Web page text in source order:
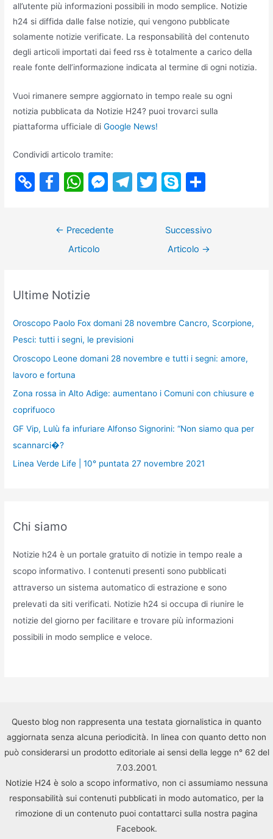
all’utente più informazioni possibili in modo semplice. Notizie
h24 si diffida dalle false notizie, qui vengono pubblicate
solamente notizie verificate. La responsabilità del contenuto
degli articoli importati dai feed rss è totalmente a carico della
reale fonte dell’informazione indicata al termine di ogni notizia.
Vuoi rimanere sempre aggiornato in tempo reale su ogni
notizia pubblicata da Notizie H24? puoi trovarci sulla
piattaforma ufficiale diGoogle News!
Condividi articolo tramite:
C
k
F
c
e
b
o
k
W
at
s
A
p
M
s
er
T
T
itt
er
S
p
e
e
Navigazione
← Precedente
Articolo
Successivo
Articolo →
Ultime Notizie
Oroscopo Paolo Fox domani 28 novembre Cancro, Scorpione,
Pesci: tutti i segni, le previsioni
Oroscopo Leone domani 28 novembre e tutti i segni: amore,
lavoro e fortuna
Zona rossa in Alto Adige: aumentano i Comuni con chiusure e
coprifuoco
GF Vip, Lulù fa infuriare Alfonso Signorini: “Non siamo qua per
scannarci�?
Linea Verde Life | 10° puntata 27 novembre 2021
Chi siamo
Notizie h24 è un portale gratuito di notizie in tempo reale a
scopo informativo. I contenuti presenti sono pubblicati
attraverso un sistema automatico di estrazione e sono
prelevati da siti verificati. Notizie h24 si occupa di riunire le
notizie del giorno per facilitare e trovare più informazioni
possibili in modo semplice e veloce.
Questo blog non rappresenta una testata giornalistica in quanto
aggiornata senza alcuna periodicità. In linea con quanto detto non
può considerarsi un prodotto editoriale ai sensi della legge n° 62 del
7.03.2001.
Notizie H24 è solo a scopo informativo, non ci assumiamo nessuna
responsabilità sui contenuti pubblicati in modo automatico, per la
rimozione di un contenuto puoi contattarci sulla nostra pagina
Facebook.